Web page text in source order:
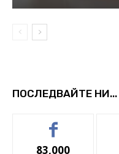
ПОСЛЕДВАЙТЕ НИ...
83,000